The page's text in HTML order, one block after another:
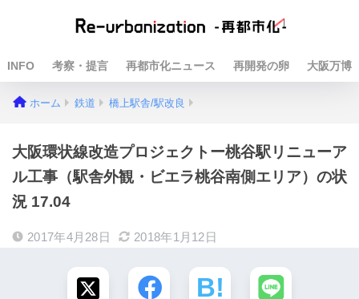
INFO 考察・提言 再都市化ニュース 再開発の卵 大阪万博
ホーム 鉄道 橋上駅舎/駅改良
大阪環状線改造プロジェクトー桃谷駅リニューア
ル工事（駅舎外観・ビエラ桃谷南側エリア）の状
況 17.04
2017年4月28日 2018年1月12日